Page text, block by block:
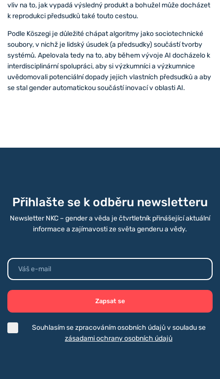
vliv na to, jak vypadá výsledný produkt a bohužel může docházet
k reprodukci předsudků také touto cestou.
Podle Köszegi je důležité chápat algoritmy jako sociotechnické
soubory, v nichž je lidský úsudek (a předsudky) součástí tvorby
systémů. Apelovala tedy na to, aby během vývoje AI docházelo k
interdisciplinární spolupráci, aby si výzkumníci a výzkumnice
uvědomovali potenciální dopady jejich vlastních předsudků a aby
se stal gender automatickou součástí inovací v oblasti AI.
Přihlašte se k odběru newsletteru
Newsletter NKC – gender a věda je čtvrtletník přinášející aktuální
informace a zajímavosti ze světa genderu a vědy.
Zapsat se
Souhlasím se zpracováním osobních údajů v souladu se
zásadami ochrany osobních údajů